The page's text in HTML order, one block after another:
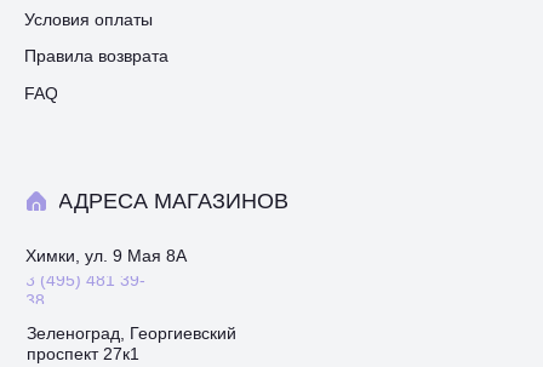
Условия оплаты
FAQ
АДРЕСА МАГАЗИНОВ
Правила возврата
Зеленоград, Георгиевский
проспект 27к1
8 (495) 481 39-
38
Химки, ул. 9 Мая 8А